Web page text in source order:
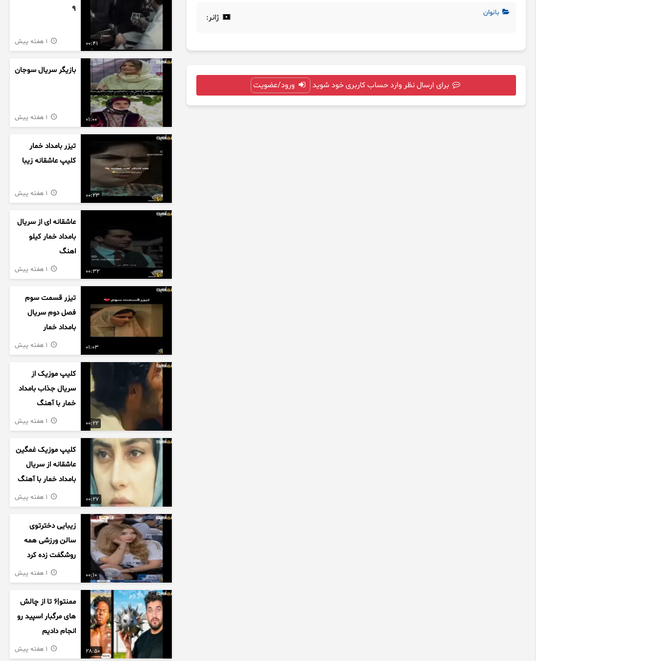
بانوان ژانر:
برای ارسال نظر وارد حساب کاربری خود شوید ورود/عضویت
00:41
9
01:00
بازیگر سریال سوجان
00:23
تیزر بامداد خمار
کلیپ عاشقانه زیبا
00:32
عاشقانه ای از سریال
بامداد خمار کیلو
اهنگ
01:03
تیزر قسمت سوم
فصل دوم سریال
بامداد خمار
00:22
کلیپ موزیک از
سریال جذاب بامداد
خمار با آهنگ
عاشقانه
00:27
کلیپ موزیک غمگین
عاشقانه از سریال
بامداد خمار با آهنگ
احسان خواجه امیری
00:10
زیبایی دخترتوی
سالن ورزشی همه
روشگفت زده کرد
28:50
ممنتو|۶ تا از چالش
های مرگبار اسپید رو
انجام دادیم